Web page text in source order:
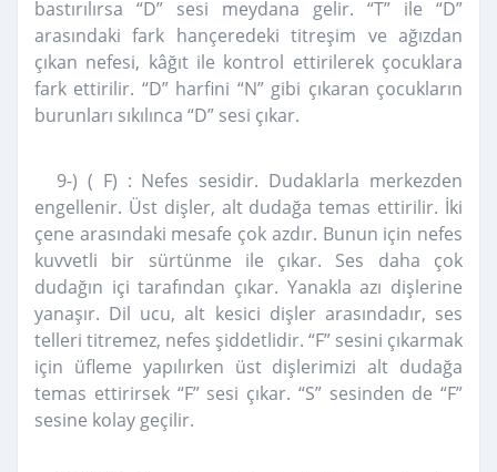
bastırılırsa “D” sesi meydana gelir. “T” ile “D”
arasındaki fark hançeredeki titreşim ve ağızdan
çıkan nefesi, kâğıt ile kontrol ettirilerek çocuklara
fark ettirilir. “D” harfini “N” gibi çıkaran çocukların
burunları sıkılınca “D” sesi çıkar.
9-) ( F) : Nefes sesidir. Dudaklarla merkezden
engellenir. Üst dişler, alt dudağa temas ettirilir. İki
çene arasındaki mesafe çok azdır. Bunun için nefes
kuvvetli bir sürtünme ile çıkar. Ses daha çok
dudağın içi tarafından çıkar. Yanakla azı dişlerine
yanaşır. Dil ucu, alt kesici dişler arasındadır, ses
telleri titremez, nefes şiddetlidir. “F” sesini çıkarmak
için üfleme yapılırken üst dişlerimizi alt dudağa
temas ettirirsek “F” sesi çıkar. “S” sesinden de “F”
sesine kolay geçilir.